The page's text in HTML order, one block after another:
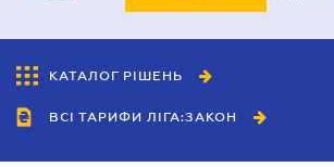
КАТАЛОГ РІШЕНЬ
ВСІ ТАРИФИ ЛІГА:ЗАКОН